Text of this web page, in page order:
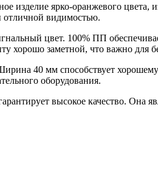
изделие ярко-оранжевого
отличной видимостью.
цвет. 100% ПП
хорошо заметной, что важно для
40 мм способствует хорошему
оборудования.
высокое качество.